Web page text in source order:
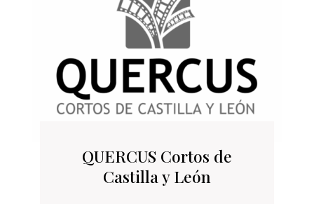
QUERCUS Cortos de
Castilla y León